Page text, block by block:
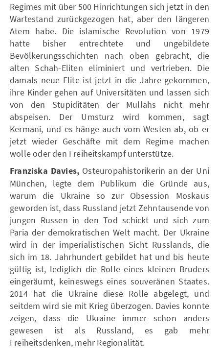
Regimes mit über 500 Hinrichtungen sich jetzt in den
Wartestand zurückgezogen hat, aber den längeren
Atem habe. Die islamische Revolution von 1979
hatte bisher entrechtete und ungebildete
Bevölkerungsschichten nach oben gebracht, die
alten Schah-Eliten eliminiert und vertrieben. Die
damals neue Elite ist jetzt in die Jahre gekommen,
ihre Kinder gehen auf Universitäten und lassen sich
von den Stupiditäten der Mullahs nicht mehr
abspeisen. Der Umsturz wird kommen, sagt
Kermani, und es hänge auch vom Westen ab, ob er
jetzt wieder Geschäfte mit dem Regime machen
wolle oder den Freiheitskampf unterstütze.
Franziska Davies, Osteuropahistorikerin an der Uni
München, legte dem Publikum die Gründe aus,
warum die Ukraine so zur Obsession Moskaus
geworden ist, dass Russland jetzt Zehntausende von
jungen Russen in den Tod schickt und sich zum
Paria der demokratischen Welt macht. Der Ukraine
wird in der imperialistischen Sicht Russlands, die
sich im 18. Jahrhundert gebildet hat und bis heute
gültig ist, lediglich die Rolle eines kleinen Bruders
eingeräumt, keineswegs eines souveränen Staates.
2014 hat die Ukraine diese Rolle abgelegt, und
seitdem wird sie mit Krieg überzogen. Davies konnte
zeigen, dass die Ukraine immer schon anders
gewesen ist als Russland, es gab mehr
Freiheitsdenken, mehr Regionalität.